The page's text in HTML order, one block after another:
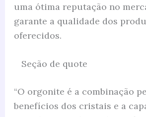
uma ótima reputação no
garante a qualidade dos
oferecidos.
Seção de quote
“O orgonite é a combinação
benefícios dos cristais e a